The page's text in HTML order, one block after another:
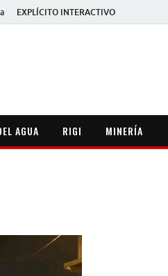
EXPLÍCITO INTERACTIVO
AGUA RIGI MINERÍA